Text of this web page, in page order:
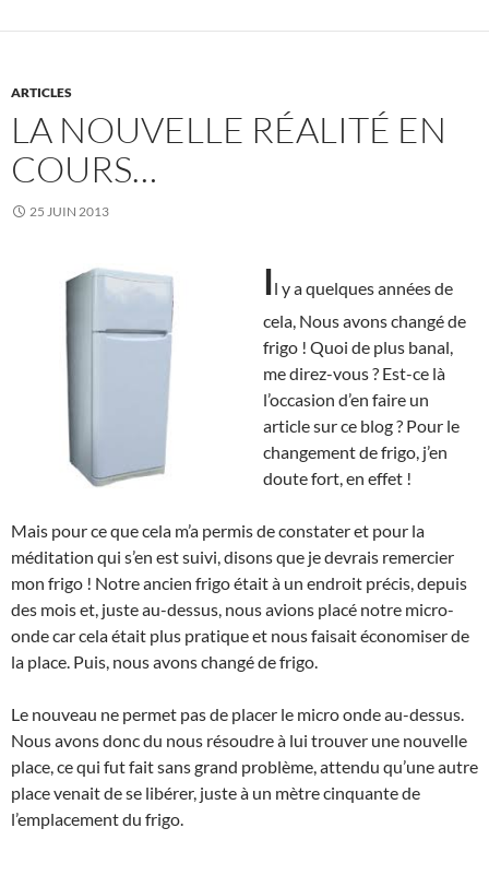
ARTICLES
LA NOUVELLE RÉALITÉ EN
COURS…
25 JUIN 2013
Il y a quelques années de
cela, Nous avons changé de
frigo ! Quoi de plus banal,
me direz-vous ? Est-ce là
l’occasion d’en faire un
article sur ce blog ? Pour le
changement de frigo, j’en
doute fort, en effet !
Mais pour ce que cela m’a permis de constater et pour la
méditation qui s’en est suivi, disons que je devrais remercier
mon frigo ! Notre ancien frigo était à un endroit précis, depuis
des mois et, juste au-dessus, nous avions placé notre micro-
onde car cela était plus pratique et nous faisait économiser de
la place. Puis, nous avons changé de frigo.
Le nouveau ne permet pas de placer le micro onde au-dessus.
Nous avons donc du nous résoudre à lui trouver une nouvelle
place, ce qui fut fait sans grand problème, attendu qu’une autre
place venait de se libérer, juste à un mètre cinquante de
l’emplacement du frigo.